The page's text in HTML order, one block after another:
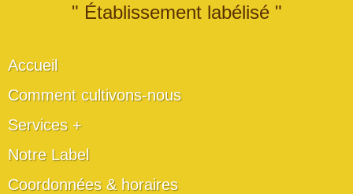
" Établissement labélisé "
Accueil
Comment cultivons-nous
Services +
Notre Label
Coordonnées & horaires